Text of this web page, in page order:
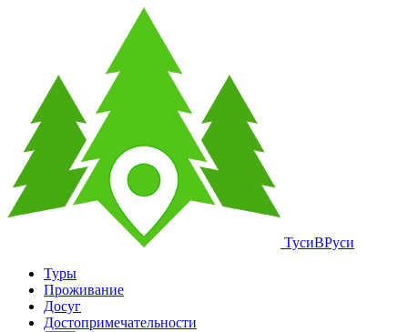
ТусиВРуси
Туры
Проживание
Досуг
Достопримечательности